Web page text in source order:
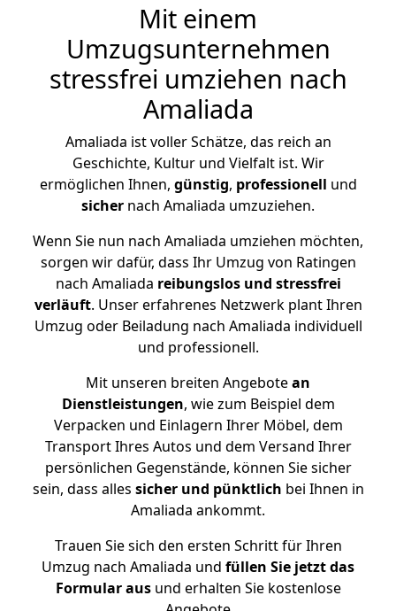
Mit einem
Umzugsunternehmen
stressfrei umziehen nach
Amaliada
Amaliada ist voller Schätze, das reich an
Geschichte, Kultur und Vielfalt ist. Wir
ermöglichen Ihnen, günstig, professionell und
sicher nach Amaliada umzuziehen.
Wenn Sie nun nach Amaliada umziehen möchten,
sorgen wir dafür, dass Ihr Umzug von Ratingen
nach Amaliada reibungslos und stressfrei
verläuft. Unser erfahrenes Netzwerk plant Ihren
Umzug oder Beiladung nach Amaliada individuell
und professionell.
Mit unseren breiten Angebotean
Dienstleistungen, wie zum Beispiel dem
Verpacken und Einlagern Ihrer Möbel, dem
Transport Ihres Autos und dem Versand Ihrer
persönlichen Gegenstände, können Sie sicher
sein, dass alles sicher und pünktlich bei Ihnen in
Amaliada ankommt.
Trauen Sie sich den ersten Schritt für Ihren
Umzug nach Amaliada und füllen Sie jetzt das
Formular ausund erhalten Sie kostenlose